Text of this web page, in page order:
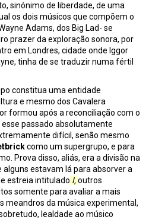
sinónimo de liberdade, de uma
os dois músicos que compõem o
Adams, dos Big Lad- se
prazer da exploração sonora, por
em Londres, cidade onde Iggor
tinha de se traduzir numa fértil
constitua uma entidade
e mesmo dos Cavalera
formou após a reconciliação com o
passado absolutamente
difícil, senão mesmo
como um supergrupo, e para
Prova disso, aliás, era a divisão na
alguns estavam lá para absorver a
estreia intitulado I,outros
somente para avaliar a mais
meandros da música experimental,
lealdade ao músico